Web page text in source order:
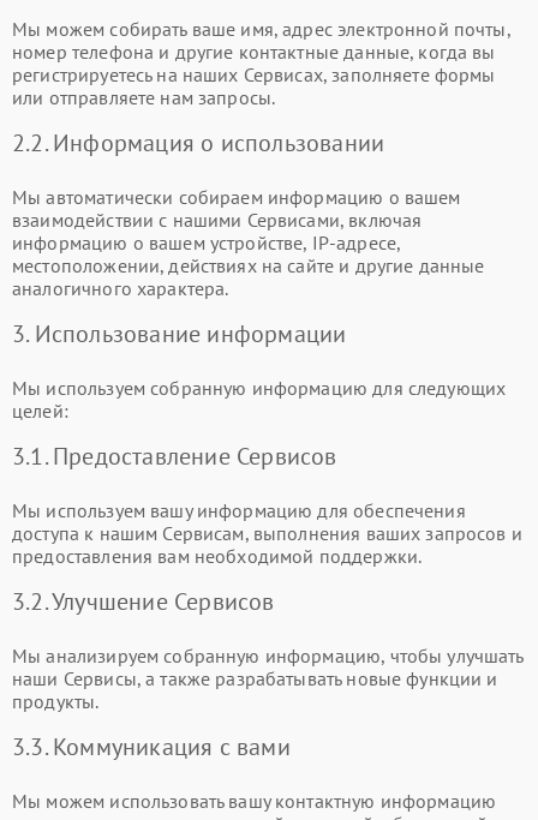
Мы можем собирать ваше имя, адрес электронной почты,
номер телефона и другие контактные данные, когда вы
регистрируетесь на наших Сервисах, заполняете формы
или отправляете нам запросы.
2.2. Информация о использовании
Мы автоматически собираем информацию о вашем
взаимодействии с нашими Сервисами, включая
информацию о вашем устройстве, IP-адресе,
местоположении, действиях на сайте и другие данные
аналогичного характера.
3. Использование информации
Мы используем собранную информацию для следующих
целей:
3.1. Предоставление Сервисов
Мы используем вашу информацию для обеспечения
доступа к нашим Сервисам, выполнения ваших запросов и
предоставления вам необходимой поддержки.
3.2. Улучшение Сервисов
Мы анализируем собранную информацию, чтобы улучшать
наши Сервисы, а также разрабатывать новые функции и
продукты.
3.3. Коммуникация с вами
Мы можем использовать вашу контактную информацию